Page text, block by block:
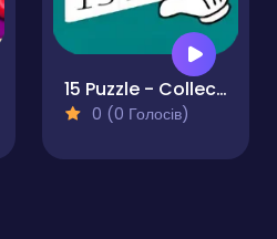
15 Puzzle - Collect numbers
0 (0 Голосів)